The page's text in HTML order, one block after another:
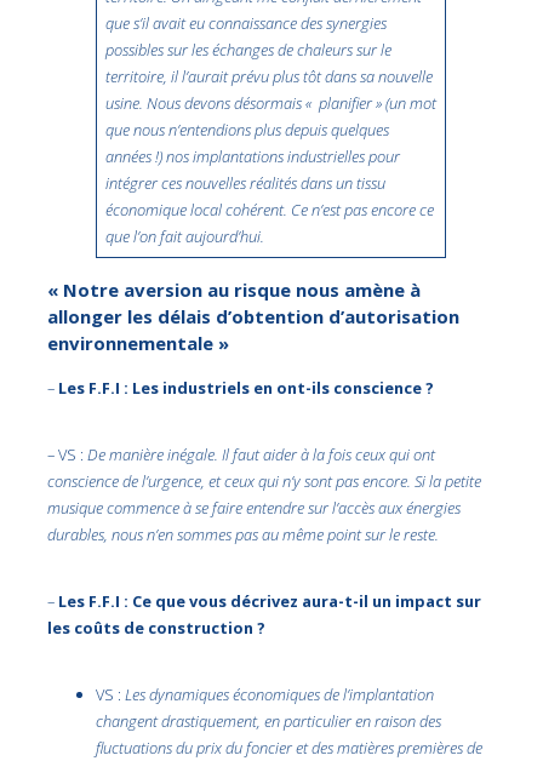
que s’il avait eu connaissance des synergies
possibles sur les échanges de chaleurs sur le
territoire, il l’aurait prévu plus tôt dans sa nouvelle
usine. Nous devons désormais « planifier » (un mot
que nous n’entendions plus depuis quelques
années !) nos implantations industrielles pour
intégrer ces nouvelles réalités dans un tissu
économique local cohérent. Ce n’est pas encore ce
que l’on fait aujourd’hui.
« Notre aversion au risque nous amène à
allonger les délais d’obtention d’autorisation
environnementale »
– Les F.F.I : Les industriels en ont-ils conscience ?
– VS :De manière inégale. Il faut aider à la fois ceux qui ont
conscience de l’urgence, et ceux qui n’y sont pas encore. Si la petite
musique commence à se faire entendre sur l’accès aux énergies
durables, nous n’en sommes pas au même point sur le reste.
– Les F.F.I : Ce que vous décrivez aura-t-il un impact sur
les coûts de construction ?
VS :Les dynamiques économiques de l’implantation
changent drastiquement, en particulier en raison des
fluctuations du prix du foncier et des matières premières de